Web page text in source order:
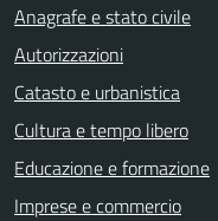
Anagrafe e stato civile
Autorizzazioni
Catasto e urbanistica
Cultura e tempo libero
Educazione e formazione
Imprese e commercio